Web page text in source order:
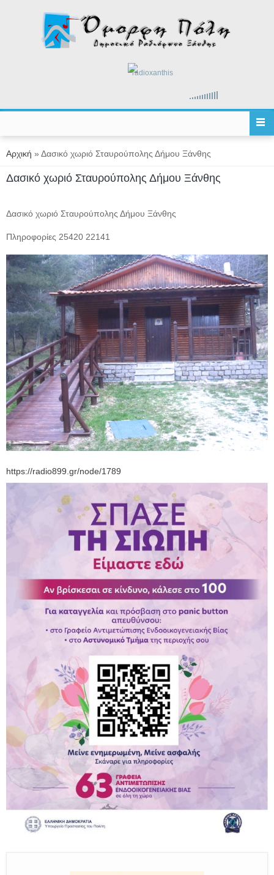
radioxanthis
Είστε εδώ
Αρχική » Δασικό χωριό Σταυρούπολης Δήμου Ξάνθης
Δασικό χωριό Σταυρούπολης Δήμου Ξάνθης
Δασικό χωριό Σταυρούπολης Δήμου Ξάνθης
Πληροφορίες 25420 22141
https://radio899.gr/node/1789
Παραμένουμε Προσεκτικοί
Καλούμε Άμεσα την Πυροσβεστική στο 199 ή στο 112
και δίνουμε σαφείς πληροφορίες